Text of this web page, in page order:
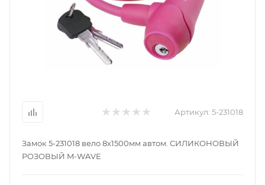
Артикул: 5-231018
Замок 5-231018 вело 8х1500мм автом. СИЛИКОНОВЫЙ
РОЗОВЫЙ M-WAVE